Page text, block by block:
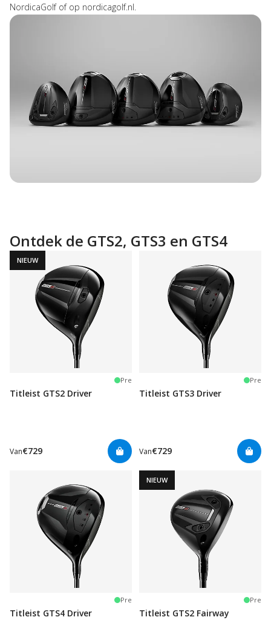
NordicaGolf of op nordicagolf.nl.
Ontdek de GTS2, GTS3 en GTS4
NIEUW
Pre
Titleist GTS2 Driver
Van€729
Pre
Titleist GTS3 Driver
Van€729
Pre
Titleist GTS4 Driver
NIEUW
Pre
Titleist GTS2 Fairway